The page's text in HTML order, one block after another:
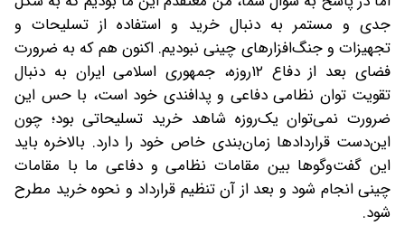
جدی و مستمر به دنبال خرید و استفاده از تسلیحات و
تجهیزات و جنگ‌افزارهای چینی نبود‌یم. اکنون هم که به ضرورت
فضای بعد از دفاع ۱۲‌روزه، جمهوری اسلامی ایران به دنبال
تقویت توان نظامی دفاعی و پدافندی خود است، ‌با حس این
ضرورت نمی‌توان یک‌روزه شاهد خرید تسلیحاتی بود؛ چون
این‌دست قراردادها ‌زمان‌بندی خاص خود را دارد. بالاخره باید
این گفت‌وگوها بین مقامات نظامی و دفاعی ما با مقامات
چینی انجام شود و بعد از آن تنظیم قرارداد و نحوه خرید مطرح
شود.